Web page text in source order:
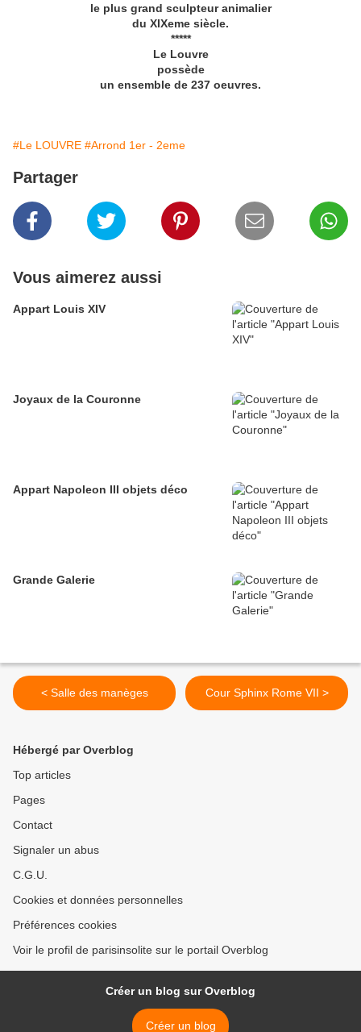
le plus grand sculpteur animalier
du XIXeme siècle.
*****
Le Louvre
possède
un ensemble de 237 oeuvres.
#Le LOUVRE #Arrond 1er - 2eme
Partager
Vous aimerez aussi
Appart Louis XIV
Joyaux de la Couronne
Appart Napoleon III objets déco
Grande Galerie
< Salle des manèges Cour Sphinx Rome VII >
Hébergé par Overblog
Top articles
Pages
Contact
Signaler un abus
C.G.U.
Cookies et données personnelles
Préférences cookies
Voir le profil de parisinsolite sur le portail Overblog
Créer un blog sur Overblog
Créer un blog